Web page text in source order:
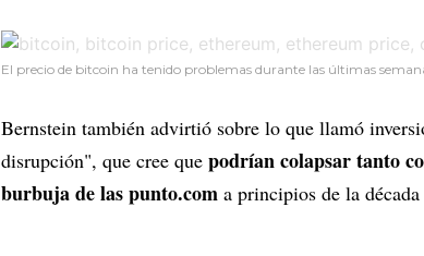
El precio de bitcoin ha tenido problemas durante las últimas
Bernstein también advirtió sobre lo que llamó
disrupción", que cree que podrían colapsar tanto
burbuja de las punto.com a principios de la